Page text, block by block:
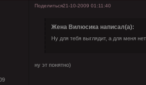
Поделиться21-10-2009 01:11:40
Жена Вилюсика написал(а):
Ну для тебя выглядит, а для меня
ну эт понятно)